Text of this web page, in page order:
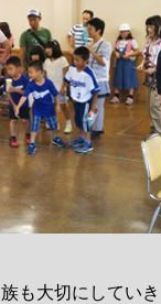
も大切にしていき